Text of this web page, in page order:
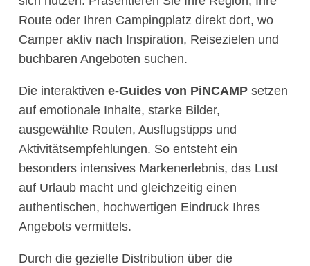
Route oder Ihren Campingplatz direkt dort, wo
Camper aktiv nach Inspiration, Reisezielen und
buchbaren Angeboten suchen.
Die interaktiven e-Guides von PiNCAMP setzen
auf emotionale Inhalte, starke Bilder,
ausgewählte Routen, Ausflugstipps und
Aktivitätsempfehlungen. So entsteht ein
besonders intensives Markenerlebnis, das Lust
auf Urlaub macht und gleichzeitig einen
authentischen, hochwertigen Eindruck Ihres
Angebots vermittels.
Durch die gezielte Distribution über die